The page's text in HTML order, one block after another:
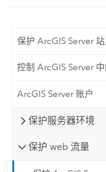
保护 ArcGIS Server
控制 ArcGIS Server 中
ArcGIS Server 账户
保护服务器环境
保护 web 流量